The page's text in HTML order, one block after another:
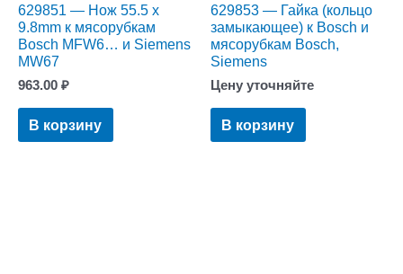
629851 — Нож 55.5 х
9.8mm к мясорубкам
Bosch MFW6… и Siemens
MW67
963.00 ₽
В корзину
629853 — Гайка (кольцо
замыкающее) к Bosch и
мясорубкам Bosch,
Siemens
Цену уточняйте
В корзину